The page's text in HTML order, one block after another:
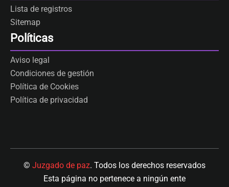
Lista de registros
Sitemap
Políticas
Aviso legal
Condiciones de gestión
Política de Cookies
Política de privacidad
© Juzgado de paz. Todos los derechos reservados
Esta página no pertenece a ningún ente